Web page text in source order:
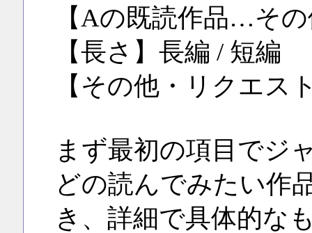
【Aの既読作品…そ
【長さ】長編 / 短編
【その他・リクエス
まず最初の項目でジ
どの読んでみたい作
き、詳細で具体的な